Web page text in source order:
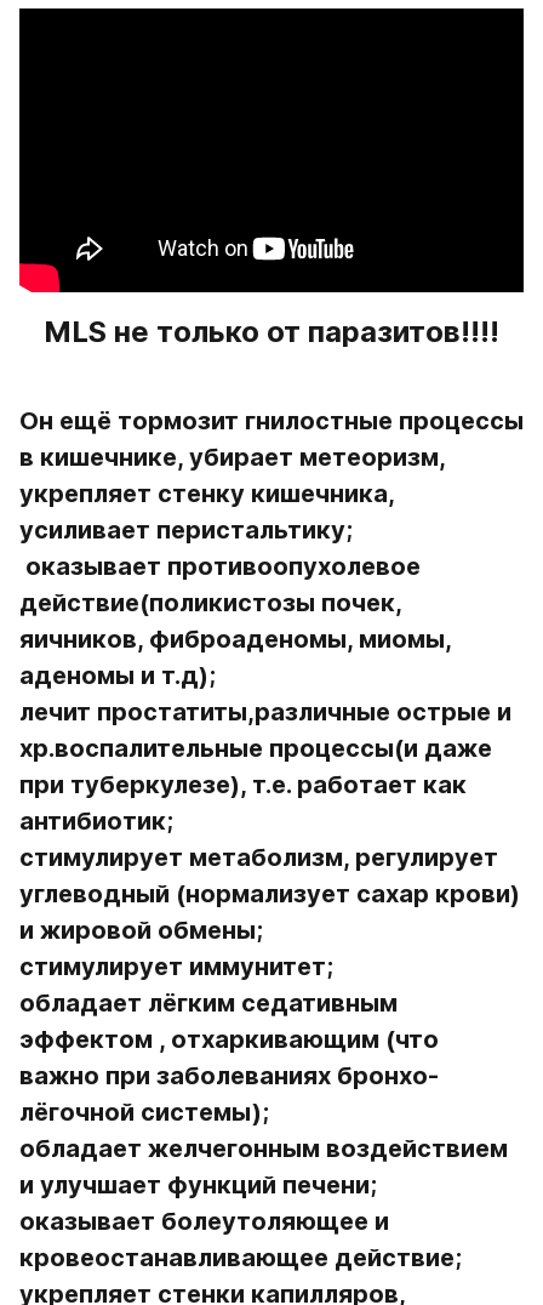
MLS не только от паразитов!!!!
Он ещё тормозит гнилостные процессы
в кишечнике, убирает метеоризм,
укрепляет стенку кишечника,
усиливает перистальтику;
действие(поликистозы почек,
яичников, фиброаденомы, миомы,
аденомы и т.д);
лечит простатиты,различные острые и
хр.воспалительные процессы(и даже
при туберкулезе), т.е. работает как
антибиотик;
стимулирует метаболизм, регулирует
углеводный (нормализует сахар крови)
и жировой обмены;
стимулирует иммунитет;
обладает лёгким седативным
эффектом , отхаркивающим (что
важно при заболеваниях бронхо-
лёгочной системы);
обладает желчегонным воздействием
и улучшает функций печени;
оказывает болеутоляющее и
кровеостанавливающее действие;
укрепляет стенки капилляров,